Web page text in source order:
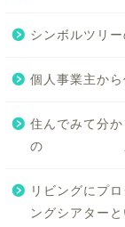
シンボルツリ
個人事業主か
住んでみて分
の メリッ
リビングにプ
ングシアター